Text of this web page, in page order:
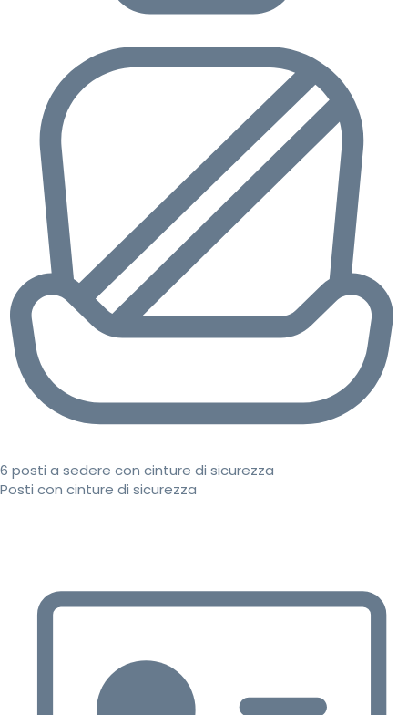
6 posti a sedere con cinture di sicurezza
Posti con cinture di sicurezza